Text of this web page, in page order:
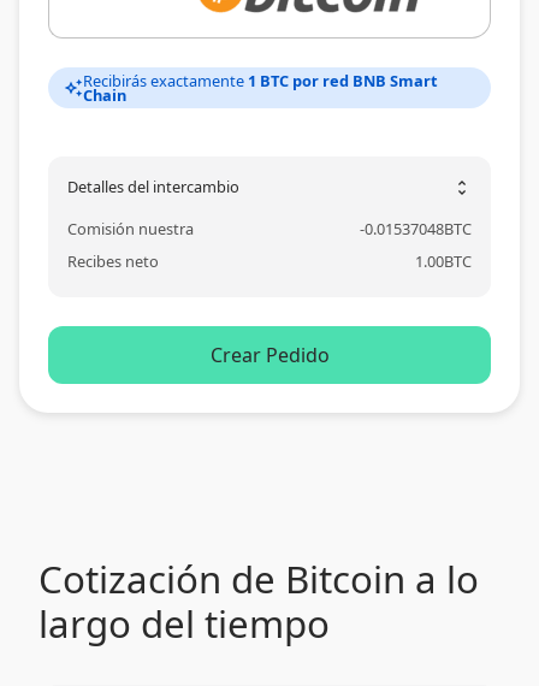
auto_awesomeRecibirás exactamente 1 BTC por red BNB Smart
Chain
Detalles del intercambio unfold_more
Comisión nuestra -0.01537048BTC
Recibes neto
1.00BTC
Crear Pedido
Cotización de Bitcoin a lo
largo del tiempo